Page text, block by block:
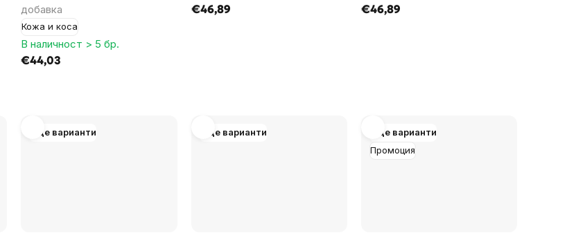
добавка
Кожа и коса
В наличност > 5 бр.
€44,03
€46,89 €46,89
Още варианти Още варианти
Промоция
Още варианти